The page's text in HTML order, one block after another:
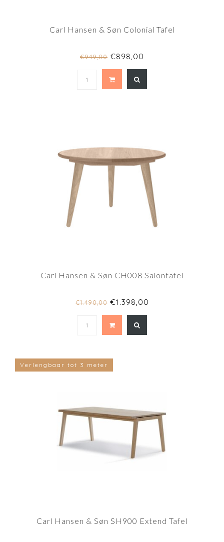
Carl Hansen & Søn Colonial Tafel
€949,00 €898,00
Carl Hansen & Søn CH008 Salontafel
€1.490,00€1.398,00
Verlengbaar tot 3 meter
Carl Hansen & Søn SH900 Extend Tafel